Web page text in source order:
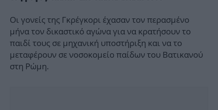
Οι γονείς της Γκρέγκορι έχασαν τον περασμένο
μήνα τον δικαστικό αγώνα για να κρατήσουν το
παιδί τους σε μηχανική υποστήριξη και να το
μεταφέρουν σε νοσοκομείο παίδων του Βατικανού
στη Ρώμη.